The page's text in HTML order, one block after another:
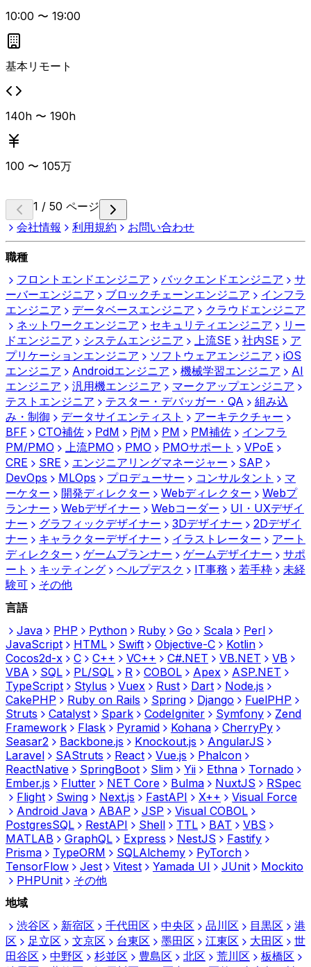
ジメントまで一貫して対応できる方がフィット。 BtoB向け
Webアプリ開発経験と要件定義書作成経験が重視され、Ru
byによるバックエンド開発経験や外部サービス・他社シス
テムとのデータ連携経験があるとよりマッチ。
10:00 〜 19:00
基本リモート
140h 〜 190h
100 〜 105万
1 / 50 ページ
会社情報
利用規約 お問い合わせ
職種
フロントエンドエンジニア
バックエンドエンジニア
サ
ーバーエンジニア
ブロックチェーンエンジニア
インフラ
エンジニア
データベースエンジニア
クラウドエンジニア
ネットワークエンジニア
セキュリティエンジニア
リー
ドエンジニア
システムエンジニア 上流SE 社内SE
ア
プリケーションエンジニア
ソフトウェアエンジニア
iOS
エンジニア
Androidエンジニア 機械学習エンジニア
AI
エンジニア
汎用機エンジニア
マークアップエンジニア
テストエンジニア
テスター・デバッガー・QA
組み込
み・制御
データサイエンティスト
アーキテクチャー
BFF
CTO補佐 PdM PjM PM PM補佐
インフラ
PM/PMO
上流PMO PMO PMOサポート
VPoE
CRE
SRE エンジニアリングマネージャー
SAP
DevOps
MLOps プロデューサー コンサルタント
マ
ーケター
開発ディレクター Webディレクター
Webプ
ランナー
Webデザイナー Webコーダー
UI・UXデザイ
ナー
グラフィックデザイナー 3Dデザイナー
2Dデザイ
ナー
キャラクターデザイナー イラストレーター
アート
ディレクター
ゲームプランナー ゲームデザイナー
サポ
ート
キッティング ヘルプデスク IT事務 若手枠
未経
験可
その他
言語
Java
PHP Python Ruby Go Scala
Perl
JavaScript
HTML Swift Objective-C
Kotlin
Cocos2d-x
C C++ VC++ C#.NET VB.NET
VB
VBA
SQL PL/SQL R COBOL Apex
ASP.NET
TypeScript
Stylus Vuex Rust Dart
Node.js
CakePHP
Ruby on Rails Spring Django
FuelPHP
Struts
Catalyst Spark CodeIgniter Symfony
Zend
Framework
Flask Pyramid Kohana
CherryPy
Seasar2
Backbone.js Knockout.js
AngularJS
Laravel
SAStruts React Vue.js
Phalcon
ReactNative
SpringBoot Slim Yii Ethna
Tornado
Ember.js
Flutter NET Core Bulma NuxtJS
RSpec
Flight
Swing Next.js FastAPI X++
Visual Force
Android Java
ABAP JSP
Visual COBOL
PostgresSQL
RestAPI Shell TTL BAT
VBS
MATLAB
GraphQL Express NestJS
Fastify
Prisma
TypeORM SQLAlchemy
PyTorch
TensorFlow
Jest Vitest Yamada UI JUnit
Mockito
PHPUnit
その他
地域
渋谷区
新宿区 千代田区 中央区 品川区 目黒区
港
区
足立区 文京区 台東区 墨田区 江東区 大田区
世
田谷区
中野区 杉並区 豊島区 北区 荒川区
板橋区